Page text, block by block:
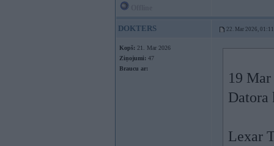
DOKTERS 22. Mar 2026, 01:11
Kopš: 21. Mar 2026
Ziņojumi: 47
Braucu ar:
19
Datora
Lexar